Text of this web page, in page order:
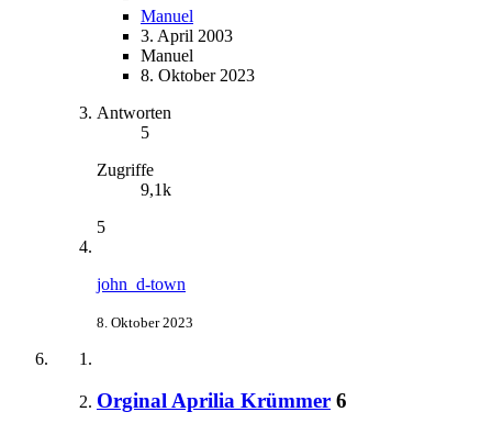
Manuel
3. April 2003
Manuel
8. Oktober 2023
Antworten
5
Zugriffe
9,1k
5
john_d-town
8. Oktober 2023
Orginal Aprilia Krümmer 6